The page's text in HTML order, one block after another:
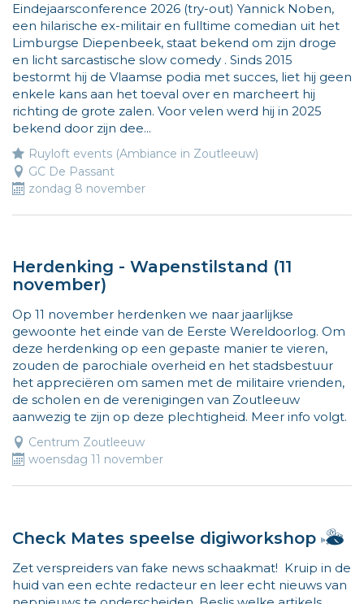
Eindejaarsconference 2026 (try-out) Yannick Noben,
een hilarische ex-militair en fulltime comedian uit het
Limburgse Diepenbeek, staat bekend om zijn droge
en licht sarcastische slow comedy . Sinds 2015
bestormt hij de Vlaamse podia met succes, liet hij geen
enkele kans aan het toeval over en marcheert hij
richting de grote zalen. Voor velen werd hij in 2025
bekend door zijn dee...
Ruyloft events (Ambiance in Zoutleeuw)
GC De Passant
zondag 8 november
Herdenking - Wapenstilstand (11
november)
Op 11 november herdenken we naar jaarlijkse
gewoonte het einde van de Eerste Wereldoorlog. Om
deze herdenking op een gepaste manier te vieren,
zouden de parochiale overheid en het stadsbestuur
het appreciëren om samen met de militaire vrienden,
de scholen en de verenigingen van Zoutleeuw
aanwezig te zijn op deze plechtigheid. Meer info volgt.
Centrum Zoutleeuw
woensdag 11 november
Check Mates speelse digiworkshop
Zet verspreiders van fake news schaakmat! Kruip in de
huid van een echte redacteur en leer echt nieuws van